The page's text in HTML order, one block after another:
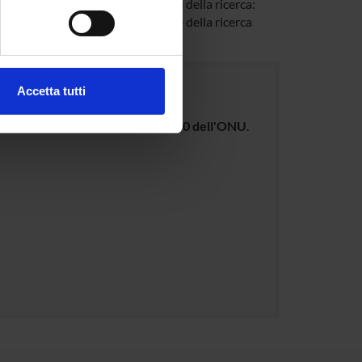
che hai fornito loro o
Accetta tutti
consultazione e condivisione della ricerca:
consultazione e condivisione della ricerca
Sostenibile dell'Agenda 2030 dell'ONU.